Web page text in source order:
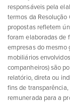
responsáveis pela
termos da Resolução
propostas refletem
foram elaboradas de
empresas do mesmo
mobiliários
companheiros) são
relatório, direta ou
fins de
remunerada para a